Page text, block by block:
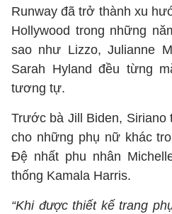
Runway đã trở thành xu
Hollywood trong những
sao như Lizzo, Julianne
Sarah Hyland đều từng
tương tự.
Trước bà Jill Biden, Siriano
cho những phụ nữ khác
Đệ nhất phu nhân
thống Kamala Harris.
“Khi được thiết kế trang